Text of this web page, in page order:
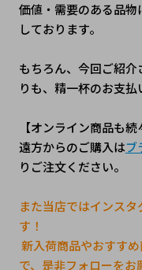
価値・需要のある品
しております。
もちろん、今回ご紹
りも、精一杯のお支払
【オンライン商品も続
遠方からのご購入はブ
りご注文ください。
また当店ではインス
す！
で、是非フォローをお